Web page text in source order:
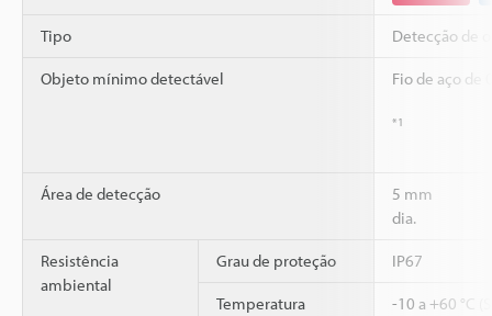
Tipo Detecção de
Objeto mínimo detectável Fio de aço de
*1
Área de detecção
5 mm
dia.
Resistência
ambiental
Grau de proteção IP67
Temperatura
-10 a +60 °C